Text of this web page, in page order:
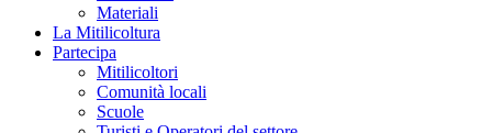
Materiali
La Mitilicoltura
Partecipa
Mitilicoltori
Comunità locali
Scuole